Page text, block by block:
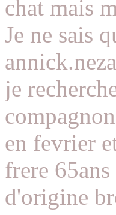
chat mais
Je ne sais
je
en fevrier
frere 65ans
d'origine